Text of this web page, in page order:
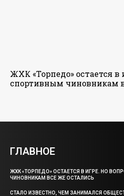
ЖХК «Торпедо» остается в
спортивным чиновникам
ГЛАВНОЕ
ЖХК «ТОРПЕДО» ОСТАЕТСЯ В ИГРЕ. НО
ЧИНОВНИКАМ ВСЕ ЖЕ ОСТАЛИСЬ
СТАЛО ИЗВЕСТНО, ЧЕМ ЗАНИМАЛСЯ